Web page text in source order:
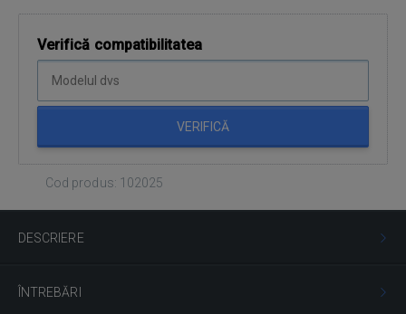
Verifică compatibilitatea
VERIFICĂ
Cod produs: 102025
DESCRIERE
ÎNTREBĂRI